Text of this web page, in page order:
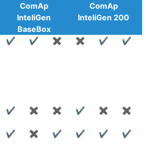
ComAp
InteliGen
BaseBox
ComAp
InteliGen 200
✔ ✔ ✖ ✖ ✔ ✔
✔ ✖ ✖ ✔ ✖ ✖
✔ ✖ ✔ ✔ ✔ ✔